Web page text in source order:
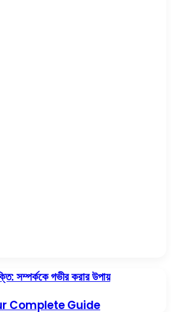
সম্পর্ককে গভীর করার উপায়
Complete Guide